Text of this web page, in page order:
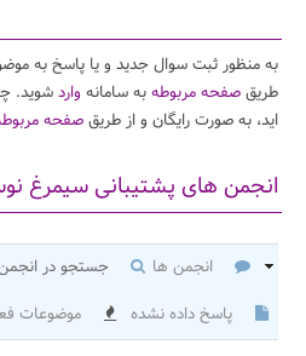
به منظور ثبت سوال جدید و یا پاسخ به
طریقصفحه مربوطهبه سامانه واردشوید.
اید، به صورت رایگان و از طریقصفحه
انجمن های پشتیبانی سیمرغ
انجمن ها
جستجو در
پاسخ داده نشده
موضوعات